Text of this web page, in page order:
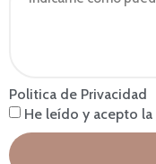
Politica de Privacidad
He leído y acepto la